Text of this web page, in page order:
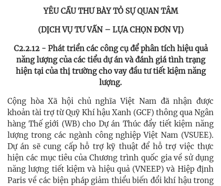
YÊU CẦU THƯ BÀY TỎ SỰ QUAN TÂM
(DỊCH VỤ TƯ VẤN – LỰA CHỌN ĐƠN VỊ)
C2.2.12 - Phát triển các công cụ để phân tích hiệu quả
năng lượng của các tiểu dự án và đánh giá tình trạng
hiện tại của thị trường cho vay đầu tư tiết kiệm năng
lượng.
Cộng hòa Xã hội chủ nghĩa Việt Nam đã nhận được
khoản tài trợ từ Quỹ Khí hậu Xanh (GCF) thông qua Ngân
hàng Thế giới (WB) cho Dự án Thúc đẩy tiết kiệm năng
lượng trong các ngành công nghiệp Việt Nam (VSUEE).
Dự án sẽ cung cấp hỗ trợ kỹ thuật để hỗ trợ việc thực
hiện các mục tiêu của Chương trình quốc gia về sử dụng
năng lượng tiết kiệm và hiệu quả (VNEEP) và Hiệp định
Paris về các biện pháp giảm thiểu biến đổi khí hậu trong